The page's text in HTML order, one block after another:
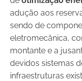
adução aos
sendo de
eletromecânica,
montante e a
devidos sistemas
infraestruturas